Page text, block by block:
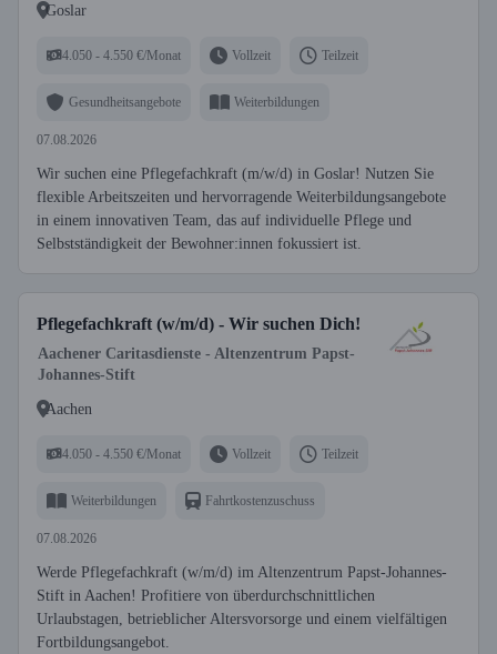
Goslar
4.050 - 4.550 €/Monat Vollzeit Teilzeit
Gesundheitsangebote Weiterbildungen
07.08.2026
Wir suchen eine Pflegefachkraft (m/w/d) in Goslar! Nutzen Sie
flexible Arbeitszeiten und hervorragende Weiterbildungsangebote
in einem innovativen Team, das auf individuelle Pflege und
Selbstständigkeit der Bewohner:innen fokussiert ist.
Pflegefachkraft (w/m/d) - Wir suchen Dich!
Aachener Caritasdienste - Altenzentrum Papst-
Johannes-Stift
Aachen
4.050 - 4.550 €/Monat Vollzeit Teilzeit
Weiterbildungen Fahrtkostenzuschuss
07.08.2026
Werde Pflegefachkraft (w/m/d) im Altenzentrum Papst-Johannes-
Stift in Aachen! Profitiere von überdurchschnittlichen
Urlaubstagen, betrieblicher Altersvorsorge und einem vielfältigen
Fortbildungsangebot.